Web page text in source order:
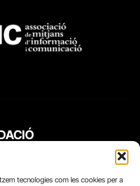
tecnologies com les cookies per a